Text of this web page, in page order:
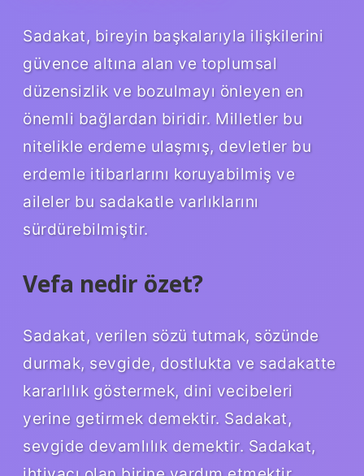
Sadakat, bireyin başkalarıyla ilişkilerini
güvence altına alan ve toplumsal
düzensizlik ve bozulmayı önleyen en
önemli bağlardan biridir. Milletler bu
nitelikle erdeme ulaşmış, devletler bu
erdemle itibarlarını koruyabilmiş ve
aileler bu sadakatle varlıklarını
sürdürebilmiştir.
Vefa nedir özet?
Sadakat, verilen sözü tutmak, sözünde
durmak, sevgide, dostlukta ve sadakatte
kararlılık göstermek, dini vecibeleri
yerine getirmek demektir. Sadakat,
sevgide devamlılık demektir. Sadakat,